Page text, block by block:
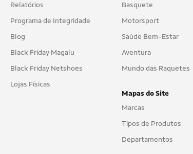
Relatórios
Programa de Integridade
Blog
Black Friday Magalu
Black Friday Netshoes
Lojas Físicas
Basquete
Motorsport
Saúde Bem-Estar
Aventura
Mundo das Raquetes
Mapas do Site
Marcas
Tipos de Produtos
Departamentos